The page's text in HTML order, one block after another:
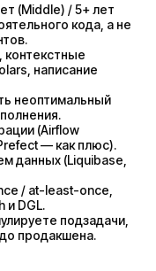
(Middle) / 5+ лет
кода, а не
контекстные
написание
неоптимальный
(Airflow
— как плюс).
данных (Liquibase,
/ at-least-once,
и DGL.
подзадачи,
продакшена.